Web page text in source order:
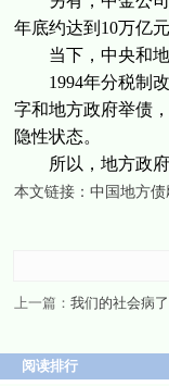
年底约达到10万亿
当下，中央和地
1994年分税制改
字和地方政府举债
隐性状态。
所以，地方政府
本文链接： 中国地方
上一篇： 我们的社会病
阅读排行